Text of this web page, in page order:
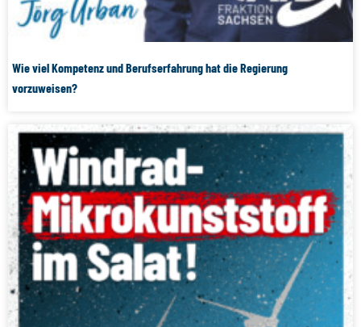
Wie viel Kompetenz und Berufserfahrung hat die Regierung
vorzuweisen?